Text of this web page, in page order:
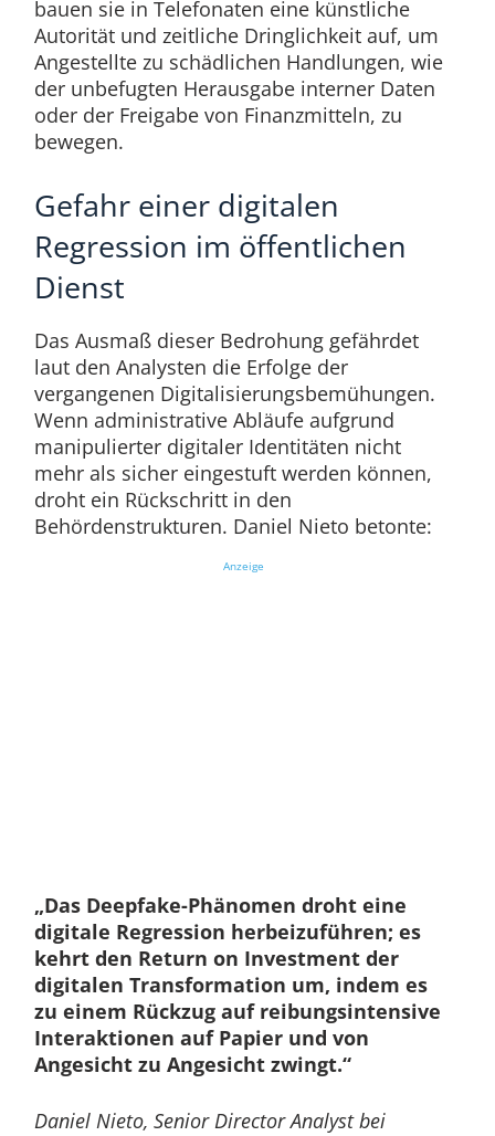
bauen sie in Telefonaten eine künstliche
Autorität und zeitliche Dringlichkeit auf, um
Angestellte zu schädlichen Handlungen, wie
der unbefugten Herausgabe interner Daten
oder der Freigabe von Finanzmitteln, zu
bewegen.
Gefahr einer digitalen
Regression im öffentlichen
Dienst
Das Ausmaß dieser Bedrohung gefährdet
laut den Analysten die Erfolge der
vergangenen Digitalisierungsbemühungen.
Wenn administrative Abläufe aufgrund
manipulierter digitaler Identitäten nicht
mehr als sicher eingestuft werden können,
droht ein Rückschritt in den
Behördenstrukturen. Daniel Nieto betonte:
Anzeige
„Das Deepfake-Phänomen droht eine
digitale Regression herbeizuführen; es
kehrt den Return on Investment der
digitalen Transformation um, indem es
zu einem Rückzug auf reibungsintensive
Interaktionen auf Papier und von
Angesicht zu Angesicht zwingt.“
Daniel Nieto, Senior Director Analyst bei